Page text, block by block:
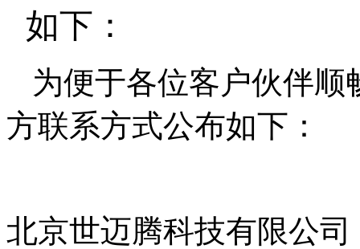
如下：
为便于各位客户伙伴
方联系方式公布如下：
北京世迈腾科技有限公司